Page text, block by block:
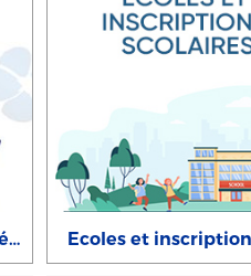
Dossier unique : cantine, périscolaire, planète mercredi